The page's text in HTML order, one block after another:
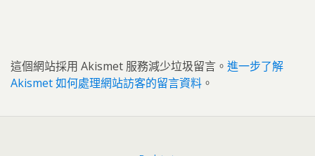
這個網站採用 Akismet 服務減少垃圾留言。 進一步了解
Akismet 如何處理網站訪客的留言資料 。